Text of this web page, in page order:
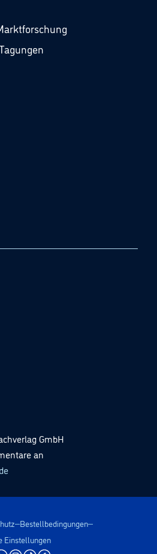
GmbH
an
Bestellbedingungen
Einstellungen